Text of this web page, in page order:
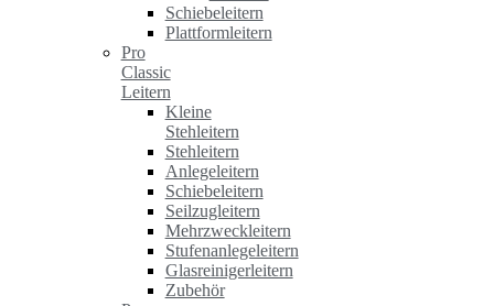
Schiebeleitern
Plattformleitern
Pro
Classic
Leitern
Kleine
Stehleitern
Stehleitern
Anlegeleitern
Schiebeleitern
Seilzugleitern
Mehrzweckleitern
Stufenanlegeleitern
Glasreinigerleitern
Zubehör